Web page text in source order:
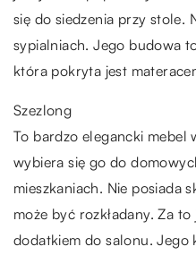
się do siedzenia przy stole.
sypialniach. Jego budowa
która pokryta jest
Szezlong
To bardzo elegancki mebel
wybiera się go do
mieszkaniach. Nie posiada
może być rozkładany. Za
dodatkiem do salonu.